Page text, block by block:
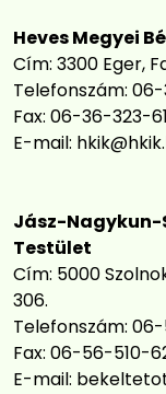
Heves Megyei
Cím: 3300 Eger,
Telefonszám:
Fax: 06-36-323-
E-mail:
Jász-Nagykun-
Testület
Cím: 5000
306.
Telefonszám:
Fax: 06-56-510-
E-mail: